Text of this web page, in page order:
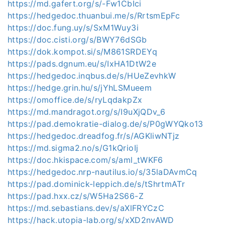
https://md.gafert.org/s/-Fw1CbIci
https://hedgedoc.thuanbui.me/s/RrtsmEpFc
https://doc.fung.uy/s/SxM1Wuy3i
https://doc.cisti.org/s/BWY76dSGb
https://dok.kompot.si/s/M861SRDEYq
https://pads.dgnum.eu/s/IxHA1DtW2e
https://hedgedoc.inqbus.de/s/HUeZevhkW
https://hedge.grin.hu/s/jYhLSMueem
https://omoffice.de/s/ryLqdakpZx
https://md.mandragot.org/s/I9uXjQDv_6
https://pad.demokratie-dialog.de/s/P0gWYQko13
https://hedgedoc.dreadfog.fr/s/AGKliwNTjz
https://md.sigma2.no/s/G1kQrioIj
https://doc.hkispace.com/s/aml_tWKF6
https://hedgedoc.nrp-nautilus.io/s/35laDAvmCq
https://pad.dominick-leppich.de/s/tShrtmATr
https://pad.hxx.cz/s/W5Ha2S66-Z
https://md.sebastians.dev/s/aXlFRYCzC
https://hack.utopia-lab.org/s/xXD2nvAWD